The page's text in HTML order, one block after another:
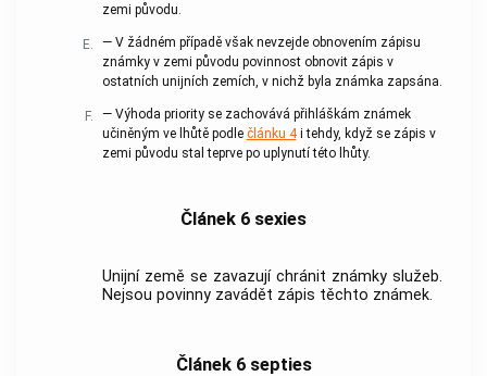
zemi původu.
E.
— V žádném případě však nevzejde obnovením zápisu
známky v zemi původu povinnost obnovit zápis v
ostatních unijních zemích, v nichž byla známka zapsána.
F.
— Výhoda priority se zachovává přihláškám známek
učiněným ve lhůtě podle článku 4i tehdy, když se zápis v
zemi původu stal teprve po uplynutí této lhůty.
Článek 6 sexies
Unijní země se zavazují chránit známky služeb.
Nejsou povinny zavádět zápis těchto známek.
Článek 6 septies